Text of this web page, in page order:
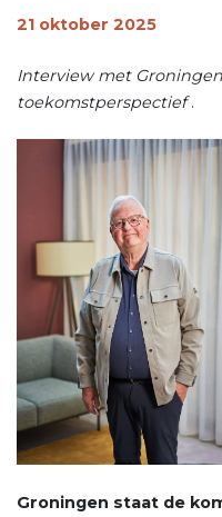
21 oktober 2025
Interview met
toekomstperspectief.
Groningen staat de